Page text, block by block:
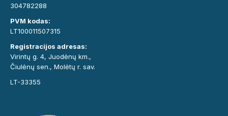
304782288
PVM kodas:
LT100011507315
Registracijos adresas:
Virintų g. 4, Juodėnų km.,
Čiulėnų sen., Molėtų r. sav.
LT-33355